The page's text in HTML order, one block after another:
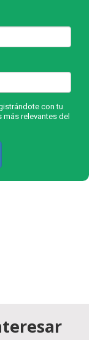
con tu
relevantes del